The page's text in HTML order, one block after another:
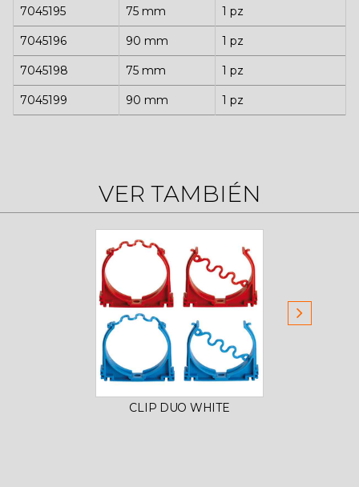
7045195 75 mm 1 pz
7045196 90 mm 1 pz
7045198 75 mm 1 pz
7045199 90 mm 1 pz
VER TAMBIÉN
CLIP DUO WHITE